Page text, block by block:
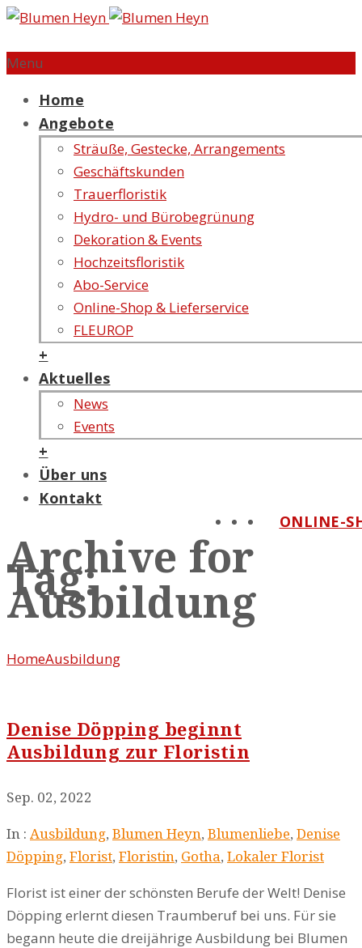
Menu
Home
Angebote
Sträuße, Gestecke, Arrangements
Geschäftskunden
Trauerfloristik
Hydro- und Bürobegrünung
Dekoration & Events
Hochzeitsfloristik
Abo-Service
Online-Shop & Lieferservice
FLEUROP
+
Aktuelles
News
Events
+
Über uns
Kontakt
ONLINE-
Archive for
Tag:
Ausbildung
HomeAusbildung
Denise Döpping beginnt
Ausbildung zur Floristin
Sep. 02, 2022
In : Ausbildung, Blumen Heyn, Blumenliebe, Denise
Döpping, Florist, Floristin, Gotha, Lokaler Florist
Florist ist einer der schönsten Berufe der Welt! Denise
Döpping erlernt diesen Traumberuf bei uns. Für sie
begann heute die dreijährige Ausbildung bei Blumen